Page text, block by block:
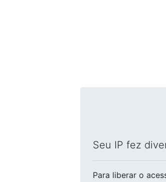
Seu IP fez
Para liberar o